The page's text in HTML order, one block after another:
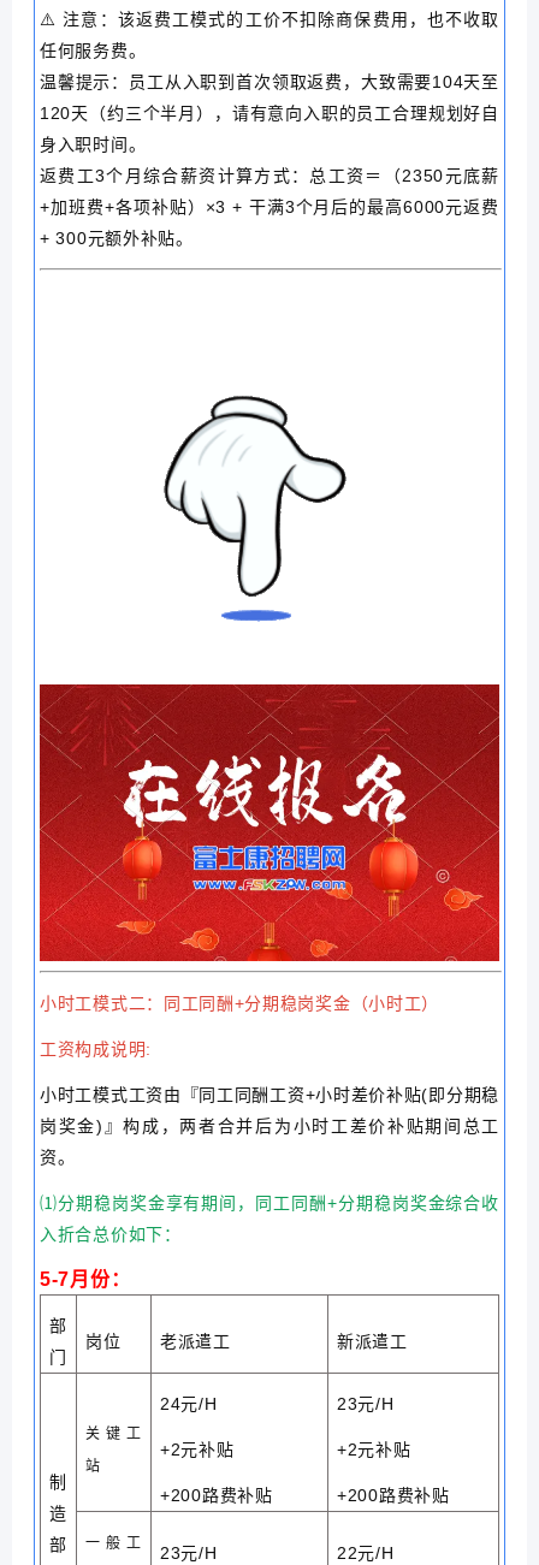
⚠️ 注意：该返费工模式的工价不扣除商保费用，也不收取
任何服务费。
温馨提示：员工从入职到首次领取返费，大致需要104天至
120天（约三个半月），请有意向入职的员工合理规划好自
身入职时间。
返费工3个月综合薪资计算方式：总工资＝（2350元底薪
+加班费+各项补贴）×3 + 干满3个月后的最高6000元返费
+ 300元额外补贴。
小时工模式二：同工同酬+分期稳岗奖金（小时工）
工资构成说明:
小时工模式工资由『同工同酬工资+小时差价补贴(即分期稳
岗奖金)』构成，两者合并后为小时工差价补贴期间总工
资。
⑴分期稳岗奖金享有期间，同工同酬+分期稳岗奖金综合收
入折合总价如下：
5-7月份：
部
门
岗位 老派遣工 新派遣工
制
造
部
关键工
站
24元/H
+2元补贴
+200路费补贴
23元/H
+2元补贴
+200路费补贴
一般工
23元/H 22元/H